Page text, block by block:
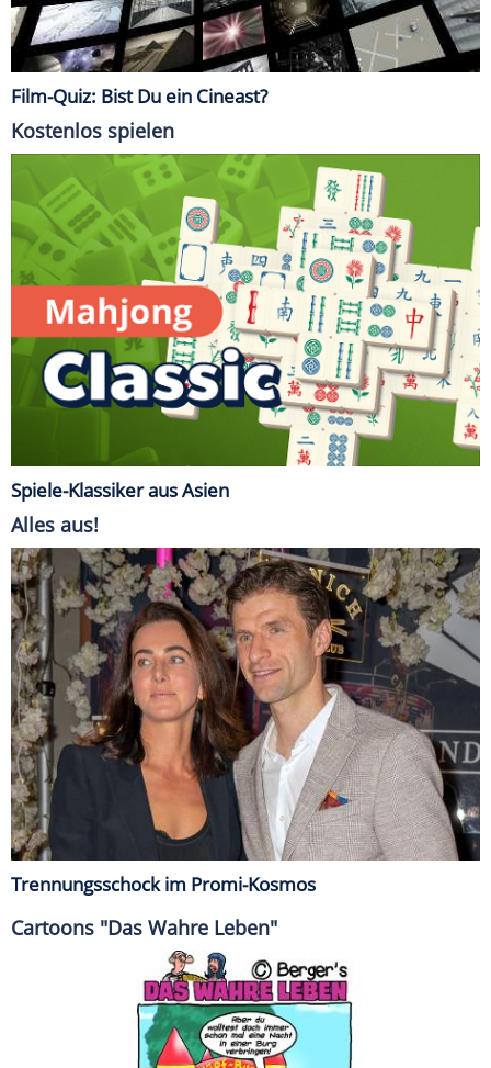
Film-Quiz: Bist Du ein Cineast?
Kostenlos spielen
Spiele-Klassiker aus Asien
Alles aus!
Trennungsschock im Promi-Kosmos
Cartoons "Das Wahre Leben"